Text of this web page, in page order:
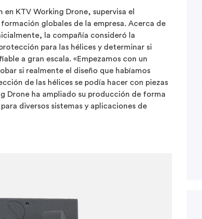
KTV Working Drone, supervisa el
globales de la empresa. Acerca de
la compañía consideró la
para las hélices y determinar si
a gran escala. «Empezamos con un
si realmente el diseño que habíamos
de las hélices se podía hacer con piezas
Drone ha ampliado su producción de forma
diversos sistemas y aplicaciones de